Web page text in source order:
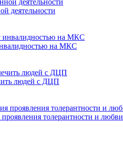
деятельности
на МКС
людей с ДЦП
толерантности и любви